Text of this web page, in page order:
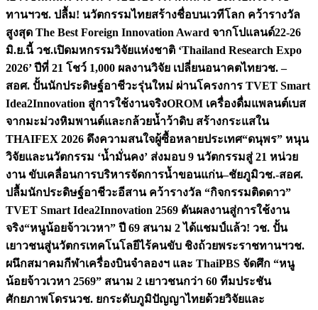
ทานฯวช. ปลื้ม! นวัตกรรมไทยสร้างชื่อบนเวทีโลก คว้ารางวัล
สูงสุด The Best Foreign Innovation Award จากโปแลนด์22-26
มิ.ย.นี้ วช.เปิดมหกรรมวิจัยแห่งชาติ ‘Thailand Research Expo
2026’ ปีที่ 21 โชว์ 1,000 ผลงานวิจัย เปลี่ยนอนาคตไทยวช. –
สอศ. ปั้นนักประดิษฐ์อาชีวะรุ่นใหม่ ผ่านโครงการ TVET Smart
Idea2Innovation สู่การใช้งานจริงOROM เครื่องดื่มแพลนต์เบส
จากมะม่วงหิมพานต์และกล้วยน้ำว้าดิบ สร้างกระแสใน
THAIFEX 2026 ดึงความสนใจผู้ซื้อหลายประเทศ“ดนุพร” หนุน
วิจัยและนวัตกรรม ‘น้ำมั่นคง’ ส่งมอบ 9 นวัตกรรมสู่ 21 หน่วย
งาน ขับเคลื่อนการบริหารจัดการน้ำขอนแก่น–ชัยภูมิวช.-สอศ.
ปลื้มนักประดิษฐ์อาชีวะอีสาน คว้ารางวัล “กิจกรรมติดดาว”
TVET Smart Idea2Innovation 2569 ดันผลงานสู่การใช้งาน
จริง“หนูน้อยจ้าวเวหา” ปี 69 สนาม 2 ได้แชมป์แล้ว! วช. ปั้น
เยาวชนสู่นวัตกรเทคโนโลยีไร้คนขับ ชิงถ้วยพระราชทานฯวช.
ผนึกสมาคมกีฬาเครื่องบินจำลองฯ และ ThaiPBS จัดศึก “หนู
น้อยจ้าวเวหา 2569” สนาม 2 เยาวชนกว่า 60 ทีมประชัน
ศักยภาพโดรนวช. ยกระดับภูมิปัญญาไทยด้วยวิจัยและ